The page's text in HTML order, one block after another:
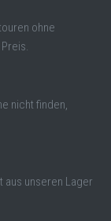
ohne
nicht finden,
aus unseren Lager